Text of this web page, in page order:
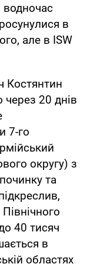
водночас
в
але в ISW
Костянтин
20 днів
7-го
округу) з
та
40 тисяч
в
областях